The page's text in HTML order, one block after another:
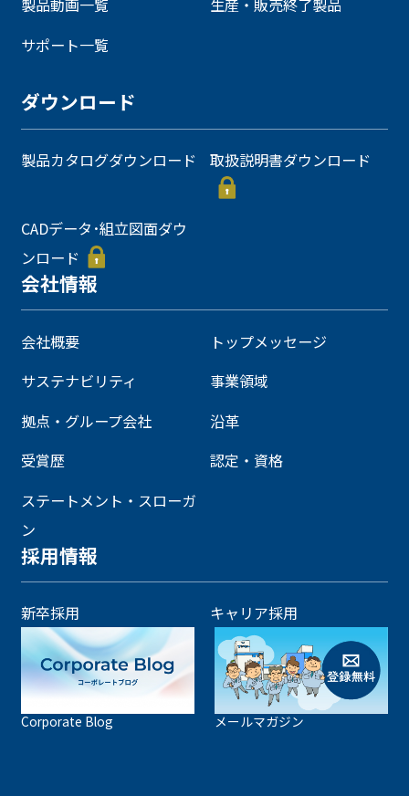
製品動画一覧
生産・販売終了製品
サポート一覧
ダウンロード
製品カタログダウンロード 取扱説明書ダウンロード
CADデータ･組立図面ダウ
ンロード
会社情報
会社概要
トップメッセージ
サステナビリティ
事業領域
拠点・グループ会社
沿革
受賞歴
認定・資格
ステートメント・スローガ
ン
採用情報
新卒採用 キャリア採用
Corporate Blog メールマガジン